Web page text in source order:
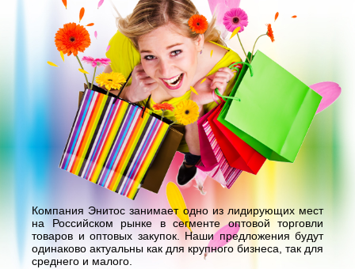
Компания Энитос занимает одно из лидирующих мест
на Российском рынке в сегменте оптовой торговли
товаров и оптовых закупок. Наши предложения будут
одинаково актуальны как для крупного бизнеса, так для
среднего и малого.